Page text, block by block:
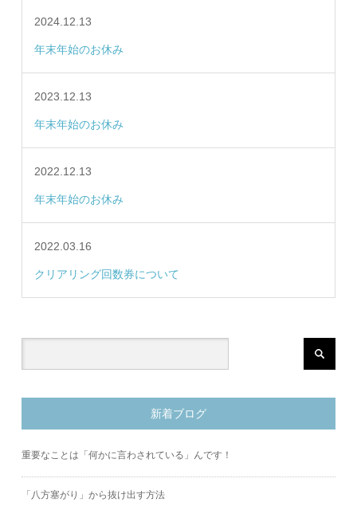
2024.12.13
年末年始のお休み
2023.12.13
年末年始のお休み
2022.12.13
年末年始のお休み
2022.03.16
クリアリング回数券について
新着ブログ
重要なことは「何かに言わされている」んです！
「八方塞がり」から抜け出す方法